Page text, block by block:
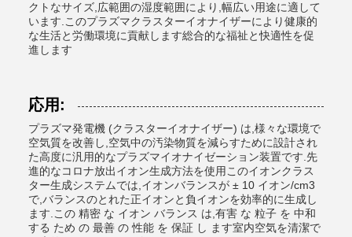
クトなサイズ,広範囲の湿度範囲により,幅広い用途に適して
います.このプラズマクラスターイオナイザーにより健康的
な生活と労働環境に貢献します総合的な福祉と快適性を促
進します
応用:
プラズマ発電機 (クラスターイオナイザー) は,様々な環境で
空気質を改善し,空気中の汚染物質を減らすために設計され
た高度に汎用的なプラズマイオナイゼーション装置です.先
進的なコロナ放出イオン生成方法を使用このイオンクラス
ター生成システムでは,イオンバランスが ± 10 イオン/cm3
で,バランスのとれた正イオンと負イオンを効率的に生成し
ます.この 精密 な イオン バランス は,有害 な 粒子 を 中和
する ため の 最善 の 性能 を 保証 し ます室内空気を清潔で